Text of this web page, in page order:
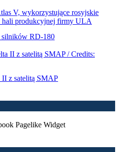
RD-180
II z satelitą SMAP